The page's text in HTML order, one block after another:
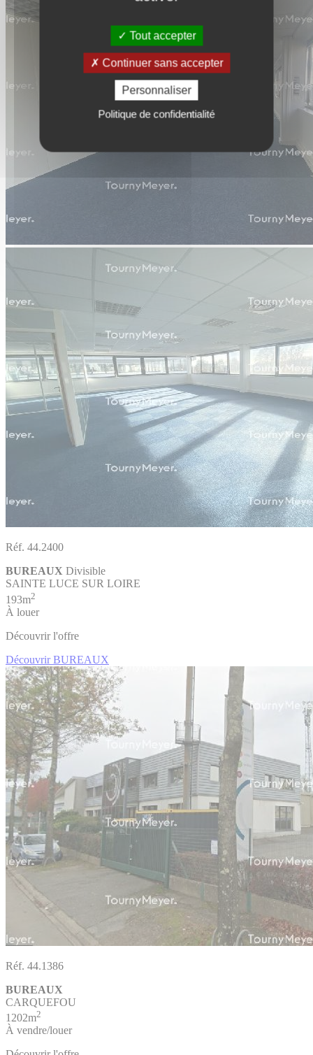
Tout accepter
Continuer sans accepter
Personnaliser
Politique de confidentialité
Réf. 44.2400
BUREAUX Divisible
SAINTE LUCE SUR LOIRE
193m2
À louer
Découvrir l'offre
Découvrir BUREAUX
Réf. 44.1386
BUREAUX
CARQUEFOU
1202m2
À vendre/louer